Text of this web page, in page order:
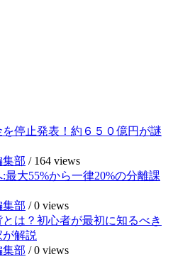
停止発表！約６５０億円が謎
部 / 164 views
大55%から一律20%の分離課
部 /0 views
とは？初心者が最初に知るべき
解説
部 /0 views